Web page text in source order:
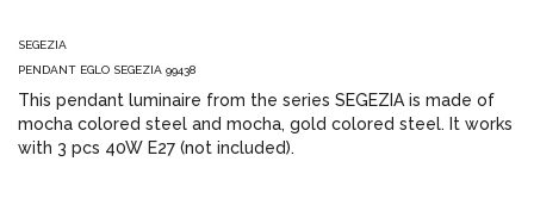
SEGEZIA
PENDANT EGLO SEGEZIA 99438
This pendant luminaire from the series SEGEZIA is made of
mocha colored steel and mocha, gold colored steel. It works
with 3 pcs 40W E27 (not included).